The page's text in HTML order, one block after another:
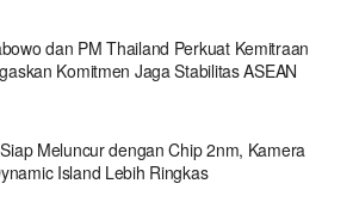
dan PM Thailand Perkuat Kemitraan
Komitmen Jaga Stabilitas ASEAN
Meluncur dengan Chip 2nm, Kamera
Island Lebih Ringkas